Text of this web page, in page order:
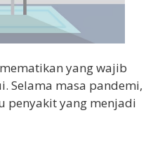
yang wajib
Selama masa pandemi,
penyakit yang menjadi